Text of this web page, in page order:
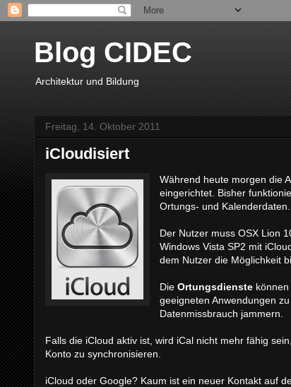
Blog CIDEC
Architektur und Bildung
Freitag, 14. Oktober 2011
iCloudisiert
Während heute morgen die
eingerichtet. Bisher
Ortungs- und Kalenderdaten.
Der Nutzer muss OSX Lion
Windows Vista SP2 mit
dem Nutzer die Möglichkeit
Die Ortungsdienste
geeigneten Anwendungen
Datenmissbrauch jammern.
Falls die iCloud aktiv ist, wird iCal nicht mehr fähig
Konto zu synchronisieren.
iCloud oder Google? Kaum ist ein neuer Kontakt auf